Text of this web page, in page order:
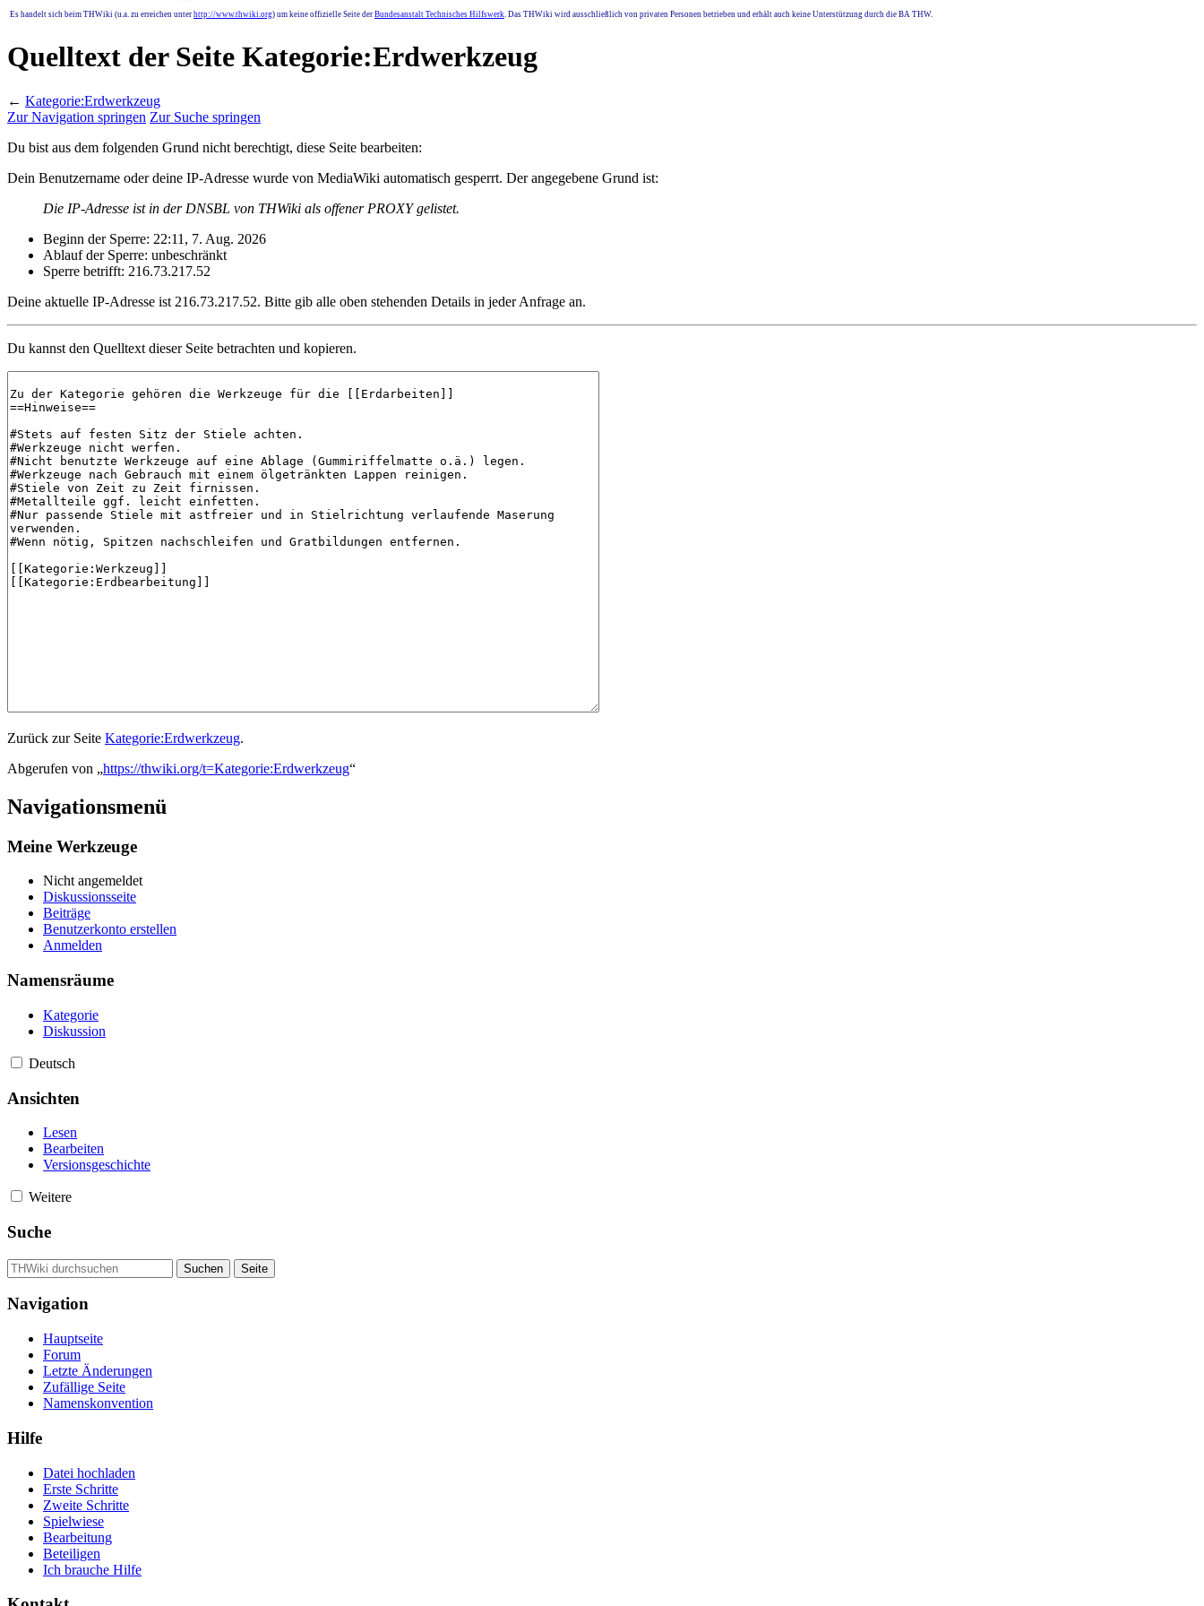
Es handelt sich beim THWiki (u.a. zu erreichen unter http://www.thwiki.org) um keine offizielle Seite der Bundesanstalt Technisches Hilfswerk. Das THWiki wird ausschließlich von privaten Personen betrieben und erhält auch keine Unterstützung durch die BA THW.
Quelltext der Seite Kategorie:Erdwerkzeug
← Kategorie:Erdwerkzeug
Zur Navigation springen Zur Suche springen
Du bist aus dem folgenden Grund nicht berechtigt, diese Seite bearbeiten:
Dein Benutzername oder deine IP-Adresse wurde von MediaWiki automatisch gesperrt. Der angegebene Grund ist:
Die IP-Adresse ist in der DNSBL von THWiki als offener PROXY gelistet.
Beginn der Sperre: 22:11, 7. Aug. 2026
Ablauf der Sperre: unbeschränkt
Sperre betrifft: 216.73.217.52
Deine aktuelle IP-Adresse ist 216.73.217.52. Bitte gib alle oben stehenden Details in jeder Anfrage an.
Du kannst den Quelltext dieser Seite betrachten und kopieren.
Zurück zur Seite Kategorie:Erdwerkzeug.
Abgerufen von „https://thwiki.org/t=Kategorie:Erdwerkzeug“
Navigationsmenü
Meine Werkzeuge
Nicht angemeldet
Diskussionsseite
Beiträge
Benutzerkonto erstellen
Anmelden
Namensräume
Kategorie
Diskussion
Deutsch
Ansichten
Lesen
Bearbeiten
Versionsgeschichte
Weitere
Suche
Navigation
Hauptseite
Forum
Letzte Änderungen
Zufällige Seite
Namenskonvention
Hilfe
Datei hochladen
Erste Schritte
Zweite Schritte
Spielwiese
Bearbeitung
Beteiligen
Ich brauche Hilfe